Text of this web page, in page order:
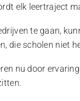
elk leertraject
te gaan,
die scholen niet
nu door